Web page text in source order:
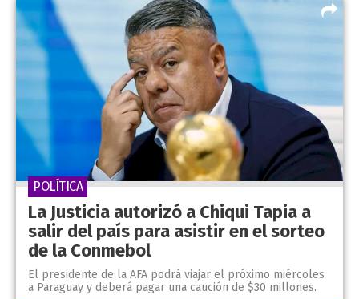
La Justicia autorizó a Chiqui Tapia a
salir del país para asistir en el sorteo
de la Conmebol
El presidente de la AFA podrá viajar el próximo miércoles
a Paraguay y deberá pagar una caución de $30 millones.
POLÍTICA